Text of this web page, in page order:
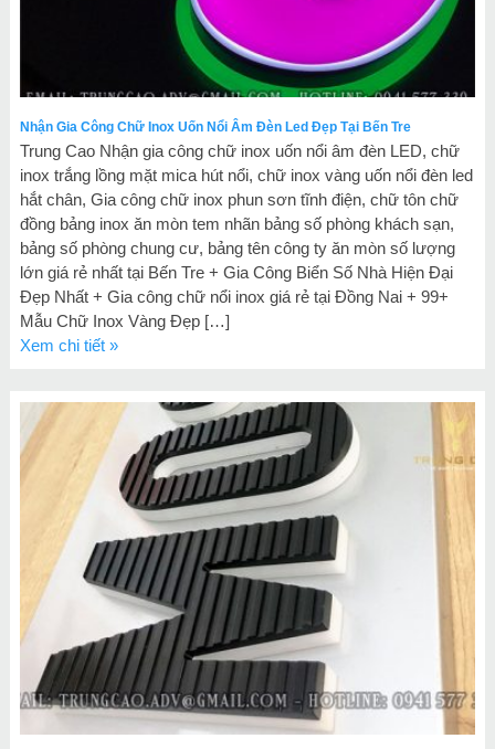
Nhận Gia Công Chữ Inox Uốn Nổi Âm Đèn Led Đẹp Tại Bến Tre
Trung Cao Nhận gia công chữ inox uốn nổi âm đèn LED, chữ
inox trắng lồng mặt mica hút nổi, chữ inox vàng uốn nổi đèn led
hắt chân, Gia công chữ inox phun sơn tĩnh điện, chữ tôn chữ
đồng bảng inox ăn mòn tem nhãn bảng số phòng khách sạn,
bảng số phòng chung cư, bảng tên công ty ăn mòn số lượng
lớn giá rẻ nhất tại Bến Tre + Gia Công Biển Số Nhà Hiện Đại
Đẹp Nhất + Gia công chữ nổi inox giá rẻ tại Đồng Nai + 99+
Mẫu Chữ Inox Vàng Đẹp […]
Xem chi tiết »